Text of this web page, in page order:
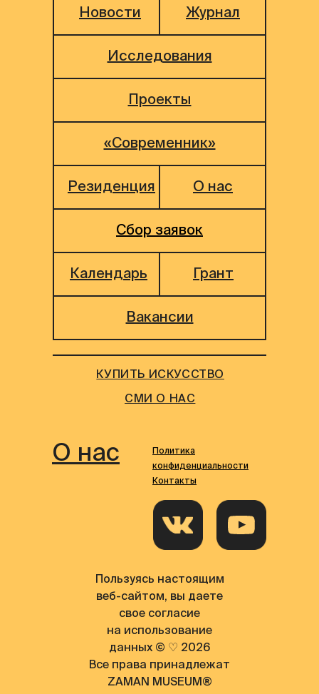
КУПИТЬ ИСКУССТВО
СМИ О НАС
«Современник»
Проекты
Исследования
Новости
Календарь
Журнал
Сбор заявок
Грант
О нас
Вакансии
Резиденция
О нас
Политика
конфиденциальности
Контакты
Пользуясь настоящим
веб-сайтом, вы даете
свое согласие
на использование
данных © ♡ 2026
Все права принадлежат
ZAMAN MUSEUM®